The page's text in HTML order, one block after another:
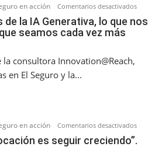
en acción Comentarios desactivadosen
Mysler:
va
de la IA Generativa, lo que nos
seamos cada vez más
la consultora Innovation@Reach,
en El Seguro y la...
en acción Comentarios desactivadosen
es seguir creciendo”.